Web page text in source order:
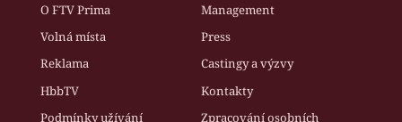
O FTV Prima
Management
Volná místa
Press
Reklama
Castingy a výzvy
HbbTV
Kontakty
Podmínky užívání
Zpracování osobních